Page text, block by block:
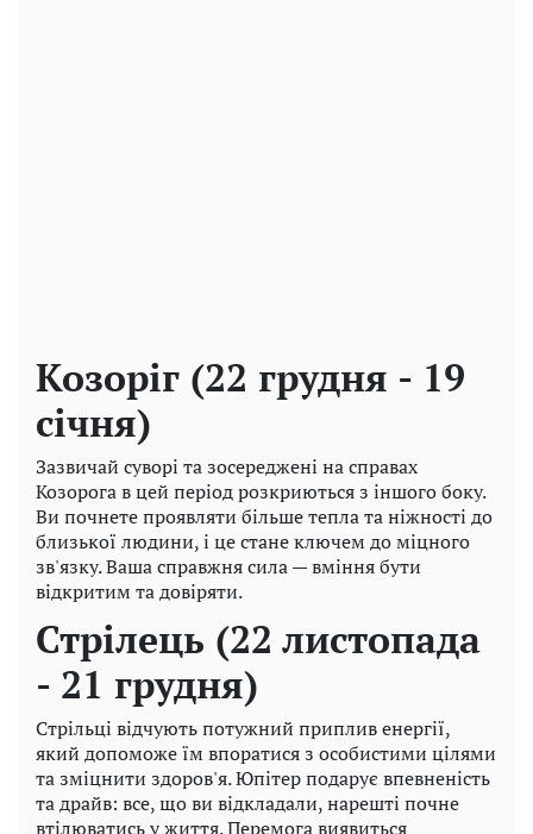
Козоріг (22 грудня - 19
січня)
Зазвичай суворі та зосереджені на справах
Козорога в цей період розкриються з іншого боку.
Ви почнете проявляти більше тепла та ніжності до
близької людини, і це стане ключем до міцного
зв'язку. Ваша справжня сила — вміння бути
відкритим та довіряти.
Стрілець (22 листопада
- 21 грудня)
Стрільці відчують потужний приплив енергії,
який допоможе їм впоратися з особистими цілями
та зміцнити здоров'я. Юпітер подарує впевненість
та драйв: все, що ви відкладали, нарешті почне
втілюватись у життя. Перемога виявиться